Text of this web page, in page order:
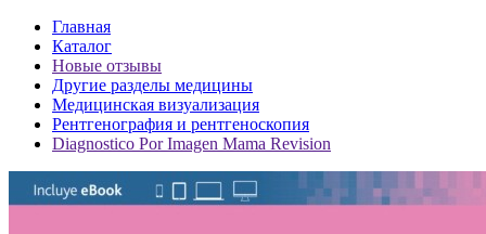
Главная
Каталог
Новые отзывы
Другие разделы медицины
Медицинская визуализация
Рентгенография и рентгеноскопия
Diagnostico Por Imagen Mama Revision